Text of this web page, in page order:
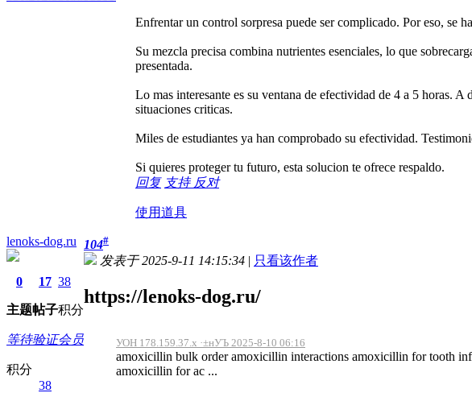
Enfrentar un control sorpresa puede ser complicado. Por eso, se
Su mezcla precisa combina nutrientes esenciales, lo que
presentada.
Lo mas interesante es su ventana de efectividad de 4 a 5 horas.
situaciones criticas.
Miles de estudiantes ya han comprobado su efectividad.
Si quieres proteger tu futuro, esta solucion te ofrece respaldo.
回复 支持 反对
使用道具
lenoks-dog.ru
0
主题
17
帖子
38
积分
等待验证会员
积分
38
104#
发表于 2025-9-11 14:15:34 | 只看该作者
https://lenoks-dog.ru/
УОН 178.159.37.x ·±нУЪ 2025-8-10 06:16
amoxicillin bulk order amoxicillin interactions amoxicillin for tooth
amoxicillin for ac ...